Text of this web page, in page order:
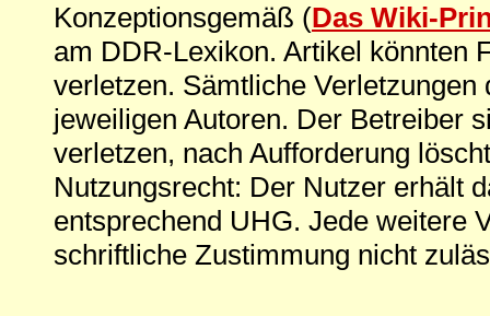
Konzeptionsgemäß (Das Wiki-
am DDR-Lexikon. Artikel könnten
verletzen. Sämtliche
jeweiligen Autoren. Der Betreiber
verletzen, nach Aufforderung
Nutzungsrecht: Der Nutzer erhält
entsprechend UHG. Jede weitere
schriftliche Zustimmung nicht